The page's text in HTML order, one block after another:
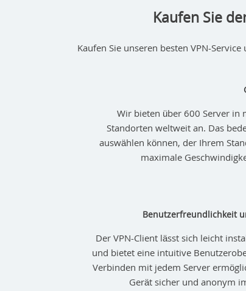
Kaufen Sie
Kaufen Sie unseren besten VPN-
Wir bieten über 600 Server in
Standorten weltweit an. Das
auswählen können, der Ihrem
maximale
Benutzerfreundlichkeit
Der VPN-Client lässt sich leicht
und bietet eine intuitive
Verbinden mit jedem Server
Gerät sicher und anonym